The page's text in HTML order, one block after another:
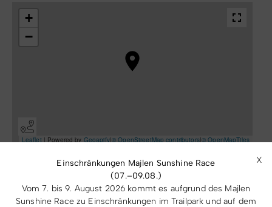
X
Einschränkungen Majlen Sunshine Race
(07.–09.08.)
Vom 7. bis 9. August 2026 kommt es aufgrund des Majlen
Sunshine Race zu Einschränkungen im Trailpark und auf dem
SGV-Abteilung Grönebach